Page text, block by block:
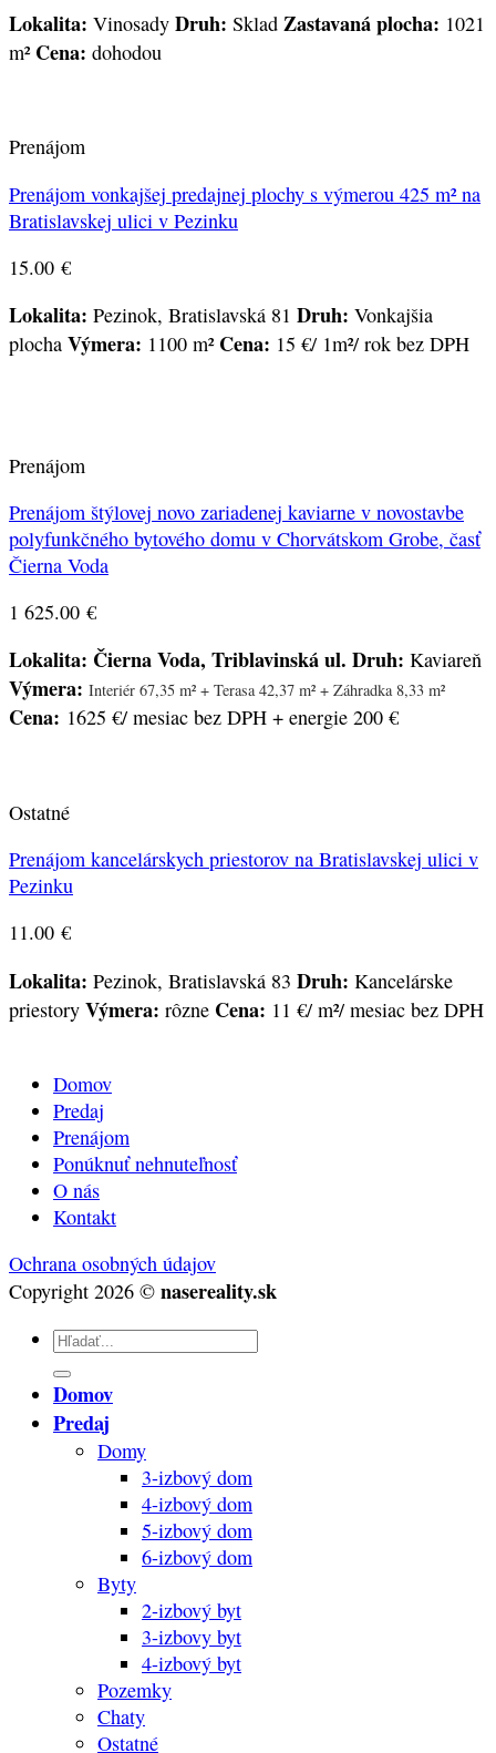
Lokalita: Vinosady Druh: Sklad Zastavaná plocha: 1021
m² Cena: dohodou
Prenájom
Prenájom vonkajšej predajnej plochy s výmerou 425 m² na
Bratislavskej ulici v Pezinku
15.00 €
Lokalita: Pezinok, Bratislavská 81 Druh: Vonkajšia
plocha Výmera: 1100 m² Cena: 15 €/ 1m²/ rok bez DPH
Prenájom
Prenájom štýlovej novo zariadenej kaviarne v novostavbe
polyfunkčného bytového domu v Chorvátskom Grobe, časť
Čierna Voda
1 625.00 €
Lokalita: Čierna Voda, Triblavinská ul. Druh: Kaviareň
Výmera: Interiér 67,35 m² + Terasa 42,37 m² + Záhradka 8,33 m²
Cena: 1625 €/ mesiac bez DPH + energie 200 €
Ostatné
Prenájom kancelárskych priestorov na Bratislavskej ulici v
Pezinku
11.00 €
Lokalita: Pezinok, Bratislavská 83 Druh: Kancelárske
priestory Výmera: rôzne Cena: 11 €/ m²/ mesiac bez DPH
Domov
Predaj
Prenájom
Ponúknuť nehnuteľnosť
O nás
Kontakt
Ochrana osobných údajov
Copyright 2026 © nasereality.sk
Hľadať:
Domov
Predaj
Domy
3-izbový dom
4-izbový dom
5-izbový dom
6-izbový dom
Byty
2-izbový byt
3-izbovy byt
4-izbový byt
Pozemky
Chaty
Ostatné